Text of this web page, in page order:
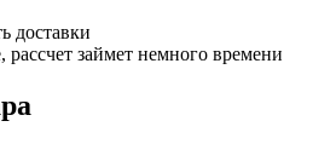
доставки
займет немного времени